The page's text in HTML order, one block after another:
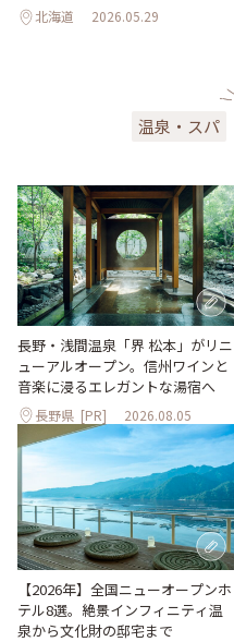
北海道 2026.05.29
温泉・スパ
長野・浅間温泉「界 松本」がリニ
ューアルオープン。信州ワインと
音楽に浸るエレガントな湯宿へ
長野県 [PR] 2026.08.05
【2026年】全国ニューオープンホ
テル8選。絶景インフィニティ温
泉から文化財の邸宅まで